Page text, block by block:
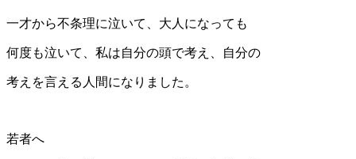
一才から不条理に泣いて、大人になっても
何度も泣いて、私は自分の頭で考え、自分の
考えを言える人間になりました。
若者へ